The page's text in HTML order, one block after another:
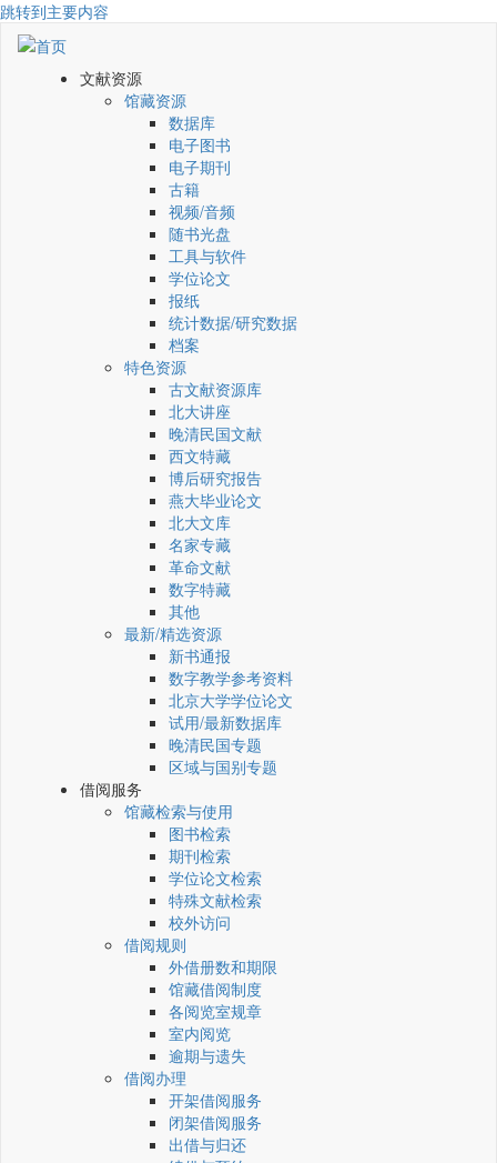
跳转到主要内容
文献资源
馆藏资源
数据库
电子图书
电子期刊
古籍
视频/音频
随书光盘
工具与软件
学位论文
报纸
统计数据/研究数据
档案
特色资源
古文献资源库
北大讲座
晚清民国文献
西文特藏
博后研究报告
燕大毕业论文
北大文库
名家专藏
革命文献
数字特藏
其他
最新/精选资源
新书通报
数字教学参考资料
北京大学学位论文
试用/最新数据库
晚清民国专题
区域与国别专题
借阅服务
馆藏检索与使用
图书检索
期刊检索
学位论文检索
特殊文献检索
校外访问
借阅规则
外借册数和期限
馆藏借阅制度
各阅览室规章
室内阅览
逾期与遗失
借阅办理
开架借阅服务
闭架借阅服务
出借与归还